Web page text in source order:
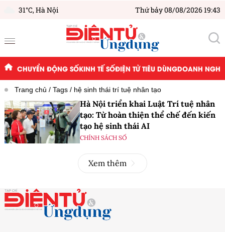
31°C,Hà Nội Thứ bảy 08/08/2026 19:43
CHUYỂN ĐỘNG SỐKINH TẾ SỐĐIỆN TỬ TIÊU DÙNGDOANH
Trang chủ Tags hệ sinh thái trí tuệ nhân tạo
Hà Nội triển khai Luật Trí tuệ nhân
tạo: Từ hoàn thiện thể chế đến kiến
tạo hệ sinh thái AI
CHÍNH SÁCH SỐ
Xem thêm